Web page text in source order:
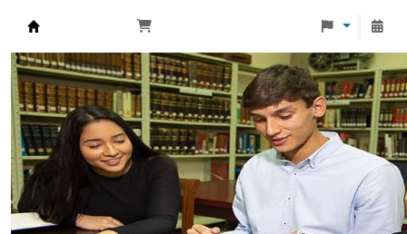
Biblioteca Universidad Monteávila